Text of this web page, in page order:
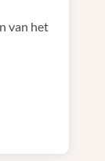
van het